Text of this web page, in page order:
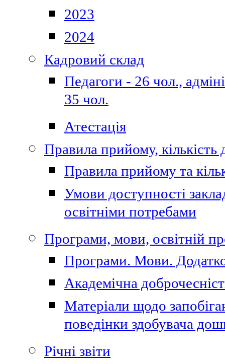
2023
2024
Кадровий склад
Педагоги - 26 чол.,
35 чол.
Атестація
Правила прийому, кількість
Правила прийому та
Умови доступності
освітніми потребами
Програми, мови, освітній
Програми. Мови.
Академічна
Матеріали щодо
поведінки здобувача
Річні звіти